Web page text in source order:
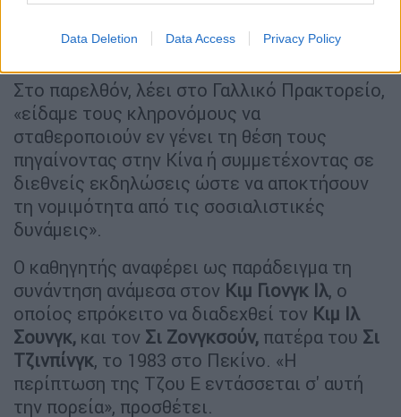
Data Deletion Data Access Privacy Policy
(@zhao_dashuai)June 20, 2025
Στο παρελθόν, λέει στο Γαλλικό Πρακτορείο,
«είδαμε τους κληρονόμους να
σταθεροποιούν εν γένει τη θέση τους
πηγαίνοντας στην Κίνα ή συμμετέχοντας σε
διεθνείς εκδηλώσεις ώστε να αποκτήσουν
τη νομιμότητα από τις σοσιαλιστικές
δυνάμεις».
Ο καθηγητής αναφέρει ως παράδειγμα τη
συνάντηση ανάμεσα στον Κιμ Γιονγκ Ιλ, ο
οποίος επρόκειτο να διαδεχθεί τον Κιμ Ιλ
Σουνγκ, και τον Σι Ζονγκσούν, πατέρα του Σι
Τζινπίνγκ, το 1983 στο Πεκίνο. «Η
περίπτωση της Τζου Ε εντάσσεται σ' αυτή
την πορεία», προσθέτει.